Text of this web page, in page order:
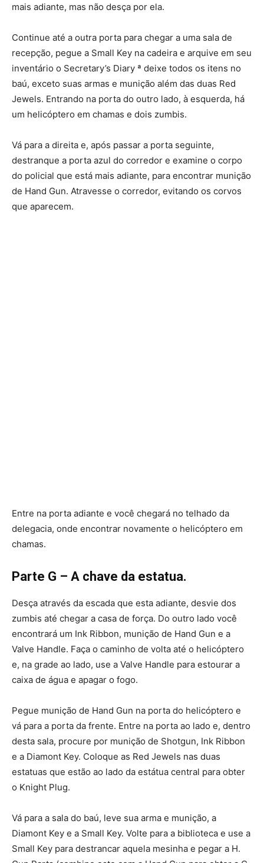
mais adiante, mas não desça por ela.
Continue até a outra porta para chegar a uma sala de
recepção, pegue a Small Key na cadeira e arquive em seu
inventário o Secretary’s Diary ª deixe todos os itens no
baú, exceto suas armas e munição além das duas Red
Jewels. Entrando na porta do outro lado, à esquerda, há
um helicóptero em chamas e dois zumbis.
Vá para a direita e, após passar a porta seguinte,
destranque a porta azul do corredor e examine o corpo
do policial que está mais adiante, para encontrar munição
de Hand Gun. Atravesse o corredor, evitando os corvos
que aparecem.
Entre na porta adiante e você chegará no telhado da
delegacia, onde encontrar novamente o helicóptero em
chamas.
Parte G – A chave da estatua.
Desça através da escada que esta adiante, desvie dos
zumbis até chegar a casa de força. Do outro lado você
encontrará um Ink Ribbon, munição de Hand Gun e a
Valve Handle. Faça o caminho de volta até o helicóptero
e, na grade ao lado, use a Valve Handle para estourar a
caixa de água e apagar o fogo.
Pegue munição de Hand Gun na porta do helicóptero e
vá para a porta da frente. Entre na porta ao lado e, dentro
desta sala, procure por munição de Shotgun, Ink Ribbon
e a Diamont Key. Coloque as Red Jewels nas duas
estatuas que estão ao lado da estátua central para obter
o Knight Plug.
Vá para a sala do baú, leve sua arma e munição, a
Diamont Key e a Small Key. Volte para a biblioteca e use a
Small Key para destrancar aquela mesinha e pegar a H.